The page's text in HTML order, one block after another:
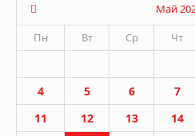
Май
Пн
Вт Ср Чт
4
5 6 7
11
12 13 14